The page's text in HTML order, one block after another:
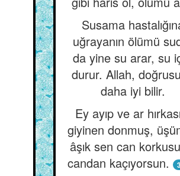
Susama
uğrayanın ölümü
da yine su arar, su
durur. Allah,
daha iyi bilir.
Ey ayıp ve ar
giyinen donmuş,
âşık sen can
candan kaçıyorsun.